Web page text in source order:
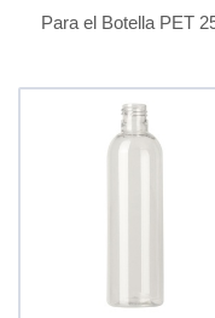
Para el Botella PET